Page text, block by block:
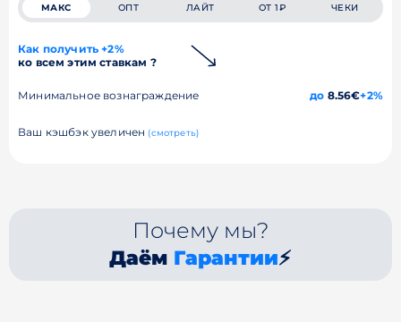
МАКС ОПТ ЛАЙТ ОТ 1₽ ЧЕКИ
Как получить +2%
ко всем этим ставкам ?
Минимальное вознаграждение до 8.56€+2%
Ваш кэшбэк увеличен (смотреть)
Почему мы?
Даём Гарантии⚡